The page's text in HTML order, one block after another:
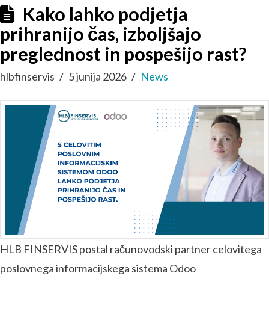
Kako lahko podjetja
prihranijo čas, izboljšajo
preglednost in pospešijo rast?
hlbfinservis 5 junija 2026 News
HLB FINSERVIS postal računovodski partner celovitega
poslovnega informacijskega sistema Odoo